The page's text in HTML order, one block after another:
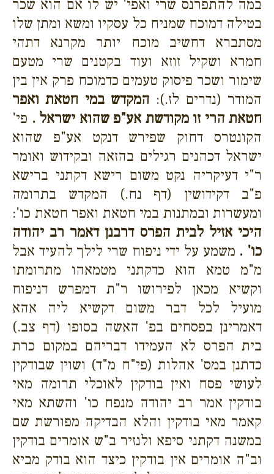
במה להתפרנס שרי ואפי' יש לו אם הוא שכר
בטילה דמוכח שמניח כל עסקיו ומשא ומתן שלו
מסתברא דחשיב מוכח יותר מקרנא דתהי
חמרא ושקיל זוזא ועוד בקטנים שרי מטעם
שימור ושכר פיסוק טעמים כדמוכח פרק אין בין
המודר (נדרים לז.): המקדש במי חטאת ואפר
חטאת הרי זו מקודשת אע"פ שהוא ישראל . פי'
הקונטרס דחוק שפירש דנקט אע"פ שהוא
ישראל דכהנים רגילים בהזאה ובקידוש ואומר
ר"י דעיקריה נקט משום רישא דקתני ברישא
פ"ב דקידושין (דף נח.) המקדש בתרומה
ומעשרות ובמתנות במי חטאת ואפר חטאת כו':
היכי אזיל לבית הפרס דרבנן דאמר רב יהודה
כו' . משמע על ידי ניפוח שרי לילך להעיד אבל
מ"מ טמא הוא כדקתני מטמאהו מתרומתו
וקשיא מכאן לפירושו ר"ת דמפרש דניפוח
מועיל לכל דבר משום דקשיא ליה אהא
דאמרינן בפסחים בפ' האשה בסופו (דף צב.)
בית הפרס לא העמידו דבריהם במקום כרת
כדתנן במס' אהלות (פי"ח מ"ד) ושוין שבודקין
לעושי פסח ואין בודקין לאוכלי תרומה מאי
בודקין אמר רב יהודה מנפח כו' והשתא מאי
קאמר מאי בודקין והלא הבדיקה מפורשת שם
במשנה דקתני סיפא ולנזיר ב"ש אומרים בודקין
וב"ה אומרים אין בודקין כיצד הוא בודק מביא